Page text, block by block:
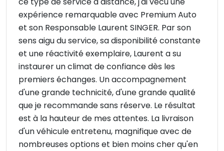
expérience remarquable avec Premium Auto
et son Responsable Laurent SINGER. Par son
sens aigu du service, sa disponibilité constante
et une réactivité exemplaire, Laurent a su
instaurer un climat de confiance dès les
premiers échanges. Un accompagnement
d'une grande technicité, d'une grande qualité
que je recommande sans réserve. Le résultat
est à la hauteur de mes attentes. La livraison
d'un véhicule entretenu, magnifique avec de
nombreuses options et bien moins cher qu'en